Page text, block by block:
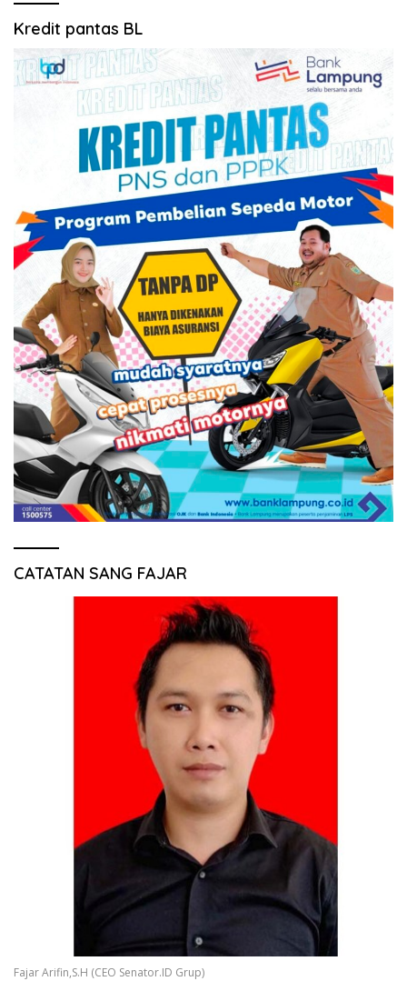
Kredit pantas BL
CATATAN SANG FAJAR
Fajar Arifin,S.H (CEO Senator.ID Grup)